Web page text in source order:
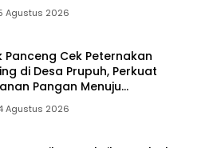
Agustus 2026
Panceng Cek Peternakan
di Desa Prupuh, Perkuat
Pangan Menuju
Nasional
Agustus 2026